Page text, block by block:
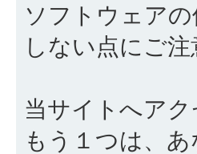
ソフトウェア
しない点にご注
当サイトへア
もう１つは、